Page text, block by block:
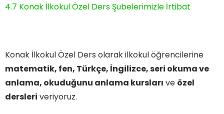
4.7 Konak İlkokul Özel Ders Şubelerimizle İrtibat
Konak İlkokul Özel Ders olarak ilkokul öğrencilerine
matematik, fen, Türkçe, İngilizce, seri okuma ve
anlama, okuduğunu anlama kursları ve özel
dersleri veriyoruz.